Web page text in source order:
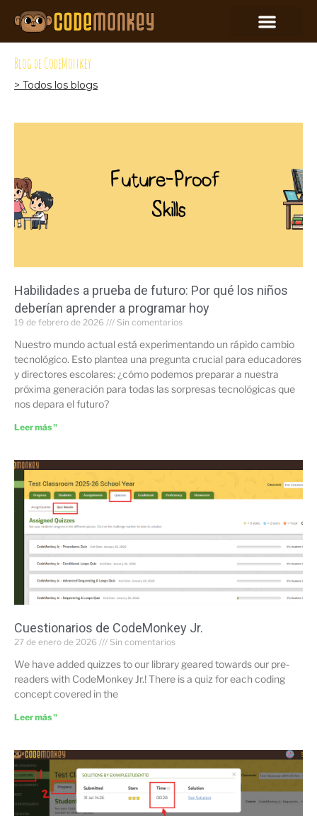
Blog de CodeMonkey
> Todos los blogs
Habilidades a prueba de futuro: Por qué los niños
deberían aprender a programar hoy
19 de febrero de 2026 Sin comentarios
Nuestro mundo actual está experimentando un rápido cambio
tecnológico. Esto plantea una pregunta crucial para educadores
y directores escolares: ¿cómo podemos preparar a nuestra
próxima generación para todas las sorpresas tecnológicas que
nos depara el futuro?
Leer más "
Cuestionarios de CodeMonkey Jr.
27 de enero de 2026 Sin comentarios
We have added quizzes to our library geared towards our pre-
readers with CodeMonkey Jr.! There is a quiz for each coding
concept covered in the
Leer más "